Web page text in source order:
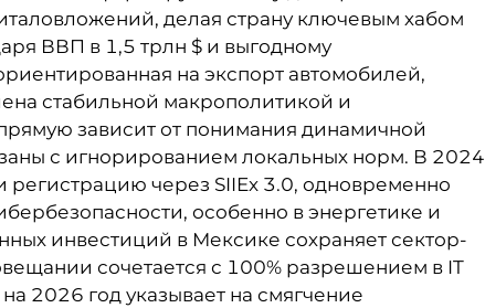
делая страну ключевым хабом
ВВП в 1,5 трлн $ и выгодному
на экспорт автомобилей,
стабильной макрополитикой и
зависит от понимания динамичной
с игнорированием локальных норм. В 2024
регистрацию через SIIEx 3.0, одновременно
особенно в энергетике и
инвестиций в Мексике сохраняет сектор-
сочетается с 100% разрешением в IT
2026 год указывает на смягчение